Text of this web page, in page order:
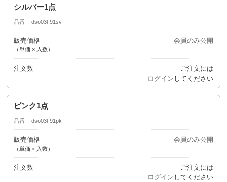
シルバー1点
品番 dso03l-91sv
販売価格
（単価 × 入数）
会員のみ公開
注文数
ご注文には
ログイン してください
ピンク1点
品番 dso03l-91pk
販売価格
（単価 × 入数）
会員のみ公開
注文数
ご注文には
ログイン してください